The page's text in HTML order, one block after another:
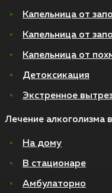
Капельница от
Капельница от
Капельница от
Детоксикация
Экстренное
Лечение алкоголизма
На дому
В стационаре
Амбулаторно